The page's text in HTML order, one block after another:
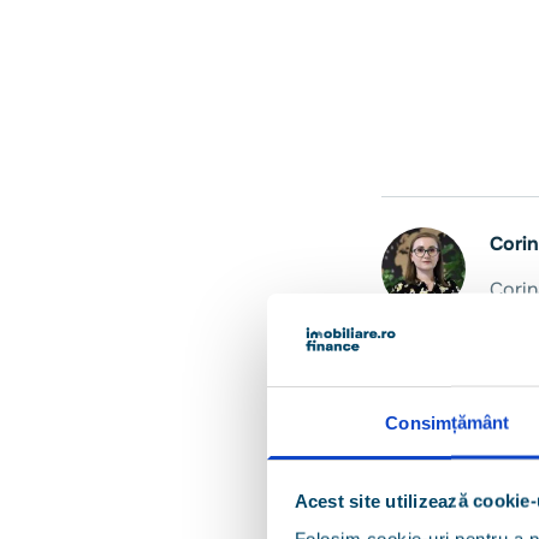
Consimțământ
Acest site utilizează